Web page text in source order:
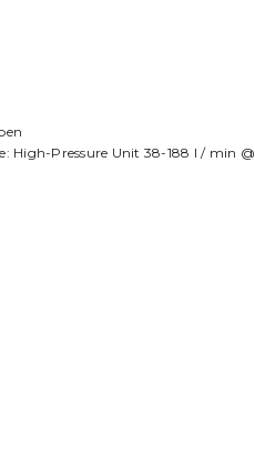
High-Pressure Unit 38-188 l / min @